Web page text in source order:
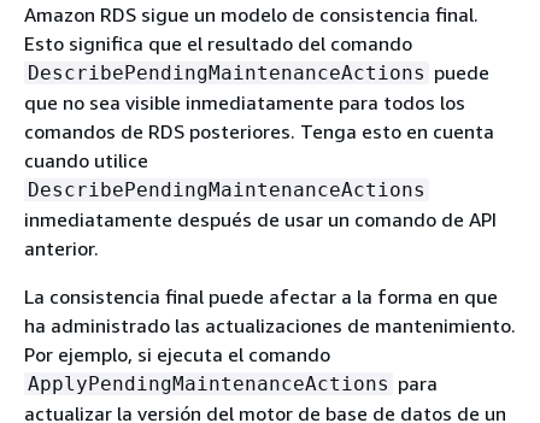
Amazon RDS sigue un modelo de consistencia final.
Esto significa que el resultado del comando
DescribePendingMaintenanceActions puede
que no sea visible inmediatamente para todos los
comandos de RDS posteriores. Tenga esto en cuenta
cuando utilice
DescribePendingMaintenanceActions
inmediatamente después de usar un comando de API
anterior.
La consistencia final puede afectar a la forma en que
ha administrado las actualizaciones de mantenimiento.
Por ejemplo, si ejecuta el comando
ApplyPendingMaintenanceActions para
actualizar la versión del motor de base de datos de un